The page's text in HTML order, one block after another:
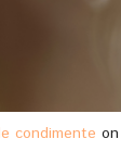
condimente on